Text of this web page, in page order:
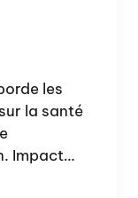
les
la santé
Impact…